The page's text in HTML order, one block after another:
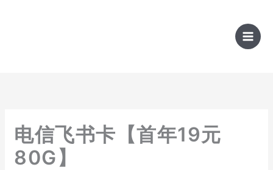
电信飞书卡【首年19元
80G】